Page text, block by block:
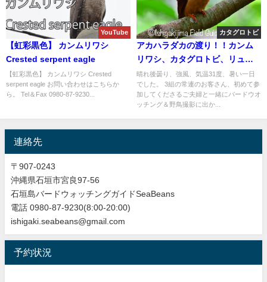
YouTube
【虹彩黒色】 カンムリワシ
Crested serpent eagle
【虹彩黒色】 カンムリワシ Crested
serpent eagle お問い合わせはこちらか
ら。 Tel＆Fax 0980-87-9230...
カタグロトビ
アカハラダカの渡り！！カンム
リワシ、カタグロトビ、リュウ
キュウアカショウビン等など盛
り沢山のバードウオッチング＆
野鳥撮影ガイド。
晴れ後曇り、強風、気温31度、暑い一日
でした。 3組の常連のお客さん、初めて参
加してくださるご夫婦と一緒にバードウオ
ッチング＆野鳥撮影に出か...
連絡先
〒907-0243
沖縄県石垣市宮良97-56
石垣島バードウォッチングガイドSeaBeans
電話 0980-87-9230(8:00-20:00)
ishigaki.seabeans@gmail.com
予約状況